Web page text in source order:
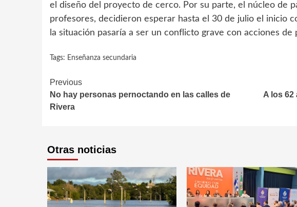
el diseño del proyecto de cerco. Por su parte, el núcleo de
profesores, decidieron esperar hasta el 30 de julio el inicio
la situación pasaría a ser un conflicto grave con acciones de
Tags: Enseñanza secundaria
Continue
Reading
Previous
No hay personas pernoctando en las calles de
Rivera
A los 62
Otras noticias